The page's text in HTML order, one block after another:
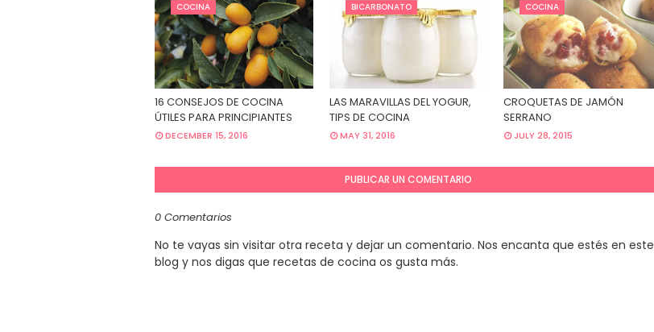
COCINA
16 CONSEJOS DE COCINA
ÚTILES PARA PRINCIPIANTES
DECEMBER 15, 2016
BICARBONATO
LAS MARAVILLAS DEL YOGUR,
TIPS DE COCINA
MAY 31, 2016
COCINA
CROQUETAS DE JAMÓN
SERRANO
JULY 28, 2015
PUBLICAR UN COMENTARIO
0 Comentarios
No te vayas sin visitar otra receta y dejar un comentario. Nos encanta que estés en este
blog y nos digas que recetas de cocina os gusta más.